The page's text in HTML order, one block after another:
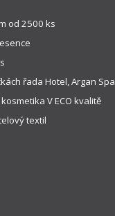
od 2500 ks
řada Hotel, Argan Spa
V ECO kvalitě
textil